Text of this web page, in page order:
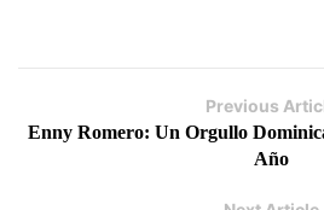
Previous
Enny Romero: Un Orgullo
Año